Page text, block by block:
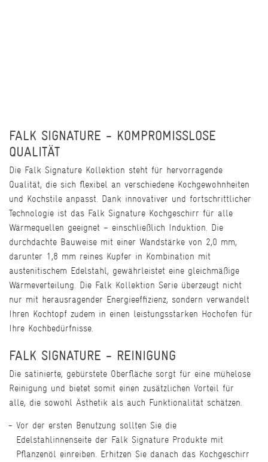
FALK SIGNATURE - KOMPROMISSLOSE
QUALITÄT
Die Falk Signature Kollektion steht für hervorragende
Qualität, die sich flexibel an verschiedene Kochgewohnheiten
und Kochstile anpasst. Dank innovativer und fortschrittlicher
Technologie ist das Falk Signature Kochgeschirr für alle
Wärmequellen geeignet – einschließlich Induktion. Die
durchdachte Bauweise mit einer Wandstärke von 2,0 mm,
darunter 1,8 mm reines Kupfer in Kombination mit
austenitischem Edelstahl, gewährleistet eine gleichmäßige
Wärmeverteilung. Die Falk Kollektion Serie überzeugt nicht
nur mit herausragender Energieeffizienz, sondern verwandelt
Ihren Kochtopf zudem in einen leistungsstarken Hochofen für
Ihre Kochbedürfnisse.
FALK SIGNATURE - REINIGUNG
Die satinierte, gebürstete Oberfläche sorgt für eine mühelose
Reinigung und bietet somit einen zusätzlichen Vorteil für
alle, die sowohl Ästhetik als auch Funktionalität schätzen.
Vor der ersten Benutzung sollten Sie die
Edelstahlinnenseite der Falk Signature Produkte mit
Pflanzenöl einreiben. Erhitzen Sie danach das Kochgeschirr